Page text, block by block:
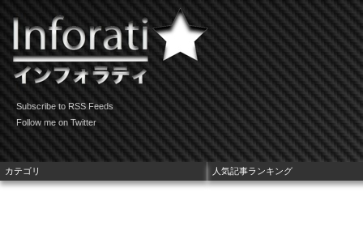
Subscribe to RSS Feeds
Follow me on Twitter
カテゴリ 人気記事ランキング